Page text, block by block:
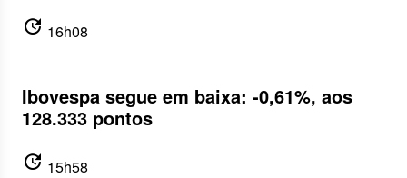
update 16h08
Ibovespa segue em baixa: -0,61%, aos
128.333 pontos
update 15h58